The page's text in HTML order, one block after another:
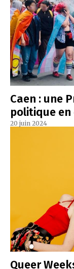
Caen : une
politique en
20 juin 2024
Queer